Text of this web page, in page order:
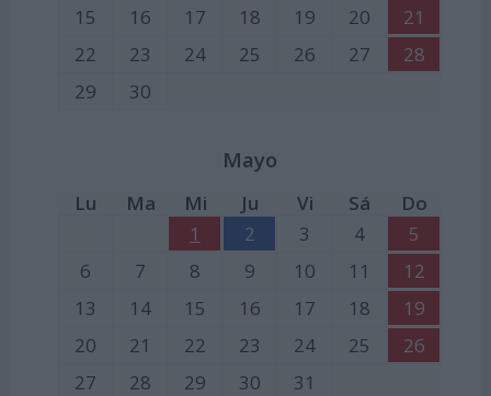
15 16 17 18 19 20
21
22
23 24 25 26 27
28
29
30
Mayo
Lu Ma Mi Ju Vi Sá
Do
1
2 3 4
5
6
7 8 9 10 11
12
13
14 15 16 17 18
19
20
21 22 23 24 25
26
27
28 29 30 31